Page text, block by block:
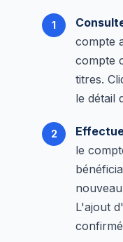
compte
compte
titres.
le détail
le
L'ajout